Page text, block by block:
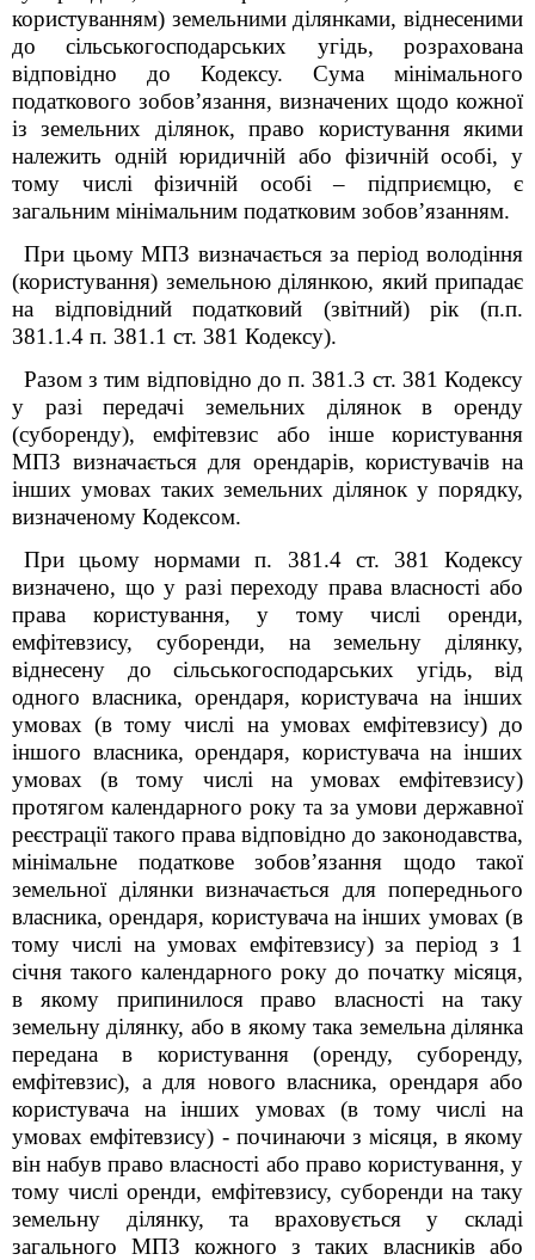
користуванням) земельними ділянками, віднесеними
до сільськогосподарських угідь, розрахована
відповідно до Кодексу. Сума мінімального
податкового зобов’язання, визначених щодо кожної
із земельних ділянок, право користування якими
належить одній юридичній або фізичній особі, у
тому числі фізичній особі – підприємцю, є
загальним мінімальним податковим зобов’язанням.
При цьому МПЗ визначається за період володіння
(користування) земельною ділянкою, який припадає
на відповідний податковий (звітний) рік (п.п.
381 .1.4 п. 381 .1 ст. 381 Кодексу).
Разом з тим відповідно до п. 381 .3 ст. 381 Кодексу
у разі передачі земельних ділянок в оренду
(суборенду), емфітевзис або інше користування
МПЗ визначається для орендарів, користувачів на
інших умовах таких земельних ділянок у порядку,
визначеному Кодексом.
При цьому нормами п. 381 .4 ст. 381
Кодексу
визначено, що у разі переходу права власності або
права користування, у тому числі оренди,
емфітевзису, суборенди, на земельну ділянку,
віднесену до сільськогосподарських угідь, від
одного власника, орендаря, користувача на інших
умовах (в тому числі на умовах емфітевзису) до
іншого власника, орендаря, користувача на інших
умовах (в тому числі на умовах емфітевзису)
протягом календарного року та за умови державної
реєстрації такого права відповідно до законодавства,
мінімальне податкове зобов’язання щодо такої
земельної ділянки визначається для попереднього
власника, орендаря, користувача на інших умовах (в
тому числі на умовах емфітевзису) за період з 1
січня такого календарного року до початку місяця,
в якому припинилося право власності на таку
земельну ділянку, або в якому така земельна ділянка
передана в користування (оренду, суборенду,
емфітевзис), а для нового власника, орендаря або
користувача на інших умовах (в тому числі на
умовах емфітевзису) - починаючи з місяця, в якому
він набув право власності або право користування, у
тому числі оренди, емфітевзису, суборенди на таку
земельну ділянку, та враховується у складі
загального МПЗ кожного з таких власників або